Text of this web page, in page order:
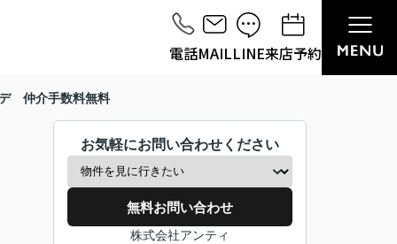
電話MAILLINE来店予約
仲介手数料無料
お気軽にお問い合わせください
無料お問い合わせ
株式会社アンティ